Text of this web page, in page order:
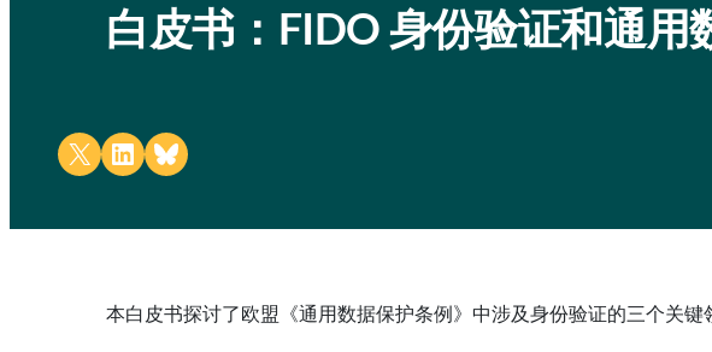
白皮书：FIDO 身份验证和通用
Share on X Share on LinkedIn
Share on Bluesky
本白皮书探讨了欧盟《通用数据保护条例》中涉及身份验证的三个关键